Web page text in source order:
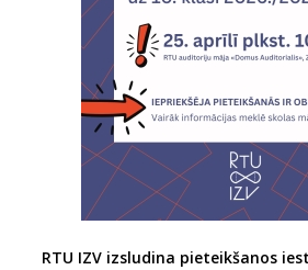
RTU IZV izsludina pieteikšanos